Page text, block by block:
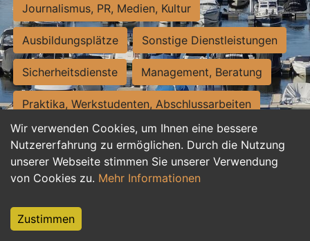
Wir verwenden Cookies, um Ihnen eine bessere
Nutzererfahrung zu ermöglichen. Durch die Nutzung
unserer Webseite stimmen Sie unserer Verwendung
von Cookies zu. Mehr Informationen
Zustimmen
Journalismus, PR, Medien, Kultur
Ausbildungsplätze Sonstige Dienstleistungen
Sicherheitsdienste Management, Beratung
Praktika, Werkstudenten, Abschlussarbeiten
Personalwesen Assistenz, Sekretariat
Hilfskräfte, Aushilfs- und Nebenjobs
Weiterbildung, Studium, duale Ausbildung